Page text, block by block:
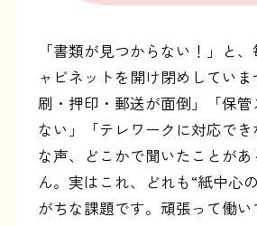
「書類が見つからない！」と
ャビネットを開け閉めしてい
刷・押印・郵送が面倒」「保管
ない」「テレワークに対応で
な声、どこかで聞いたことが
ん。実はこれ、どれも“紙中心
がちな課題です。頑張って働